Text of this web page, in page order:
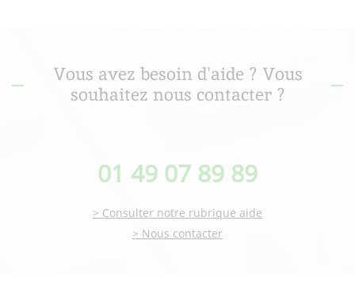
Vous avez besoin d'aide ? Vous
souhaitez nous contacter ?
01 49 07 89 89
> Consulter notre rubrique aide
> Nous contacter